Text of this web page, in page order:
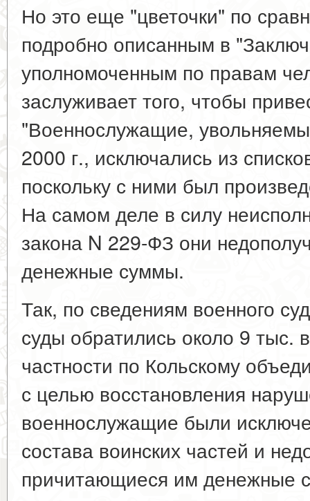
Но это еще "цветочки" по
подробно описанным в
уполномоченным по правам
заслуживает того, чтобы
"Военнослужащие,
2000 г., исключались из
поскольку с ними был
На самом деле в силу
закона N 229-ФЗ они
денежные суммы.
Так, по сведениям военного
суды обратились около 9 тыс.
частности по Кольскому
с целью восстановления
военнослужащие были
состава воинских частей и
причитающиеся им денежные